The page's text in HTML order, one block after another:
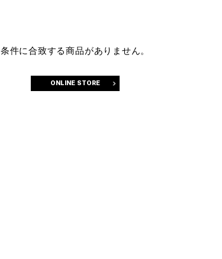
条件に合致する商品がありません。
ONLINE STORE